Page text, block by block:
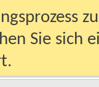
Sie sich